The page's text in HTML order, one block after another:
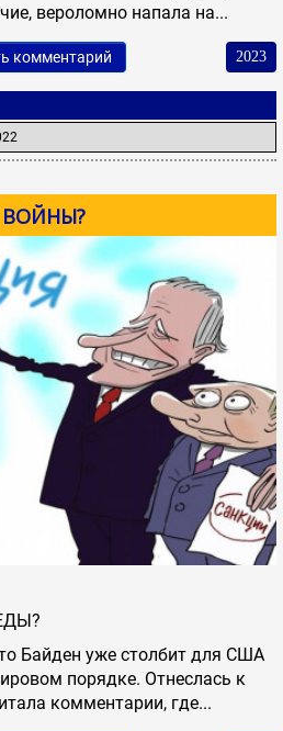
вероломно напала на...
комментарий 2023
Байден уже столбит для США
порядке. Отнеслась к
комментарии, где...